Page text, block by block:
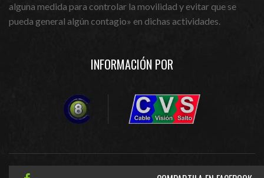
alguna medida para controlar la movilidad y evitar que se
pueda general algún contagio» en dichas actividades.
INFORMACIÓN POR